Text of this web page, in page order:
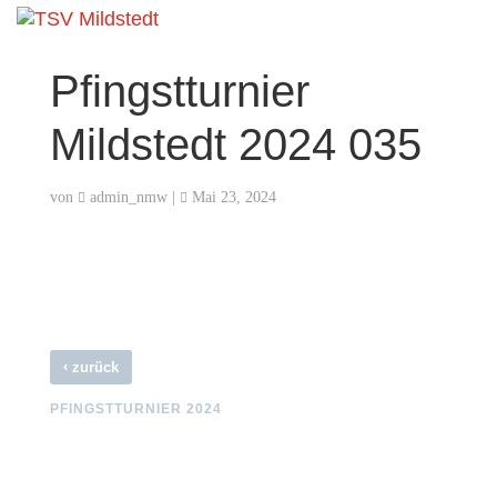
Pfingstturnier
Mildstedt 2024 035
von admin_nmw| Mai 23, 2024
‹zurück
PFINGSTTURNIER 2024